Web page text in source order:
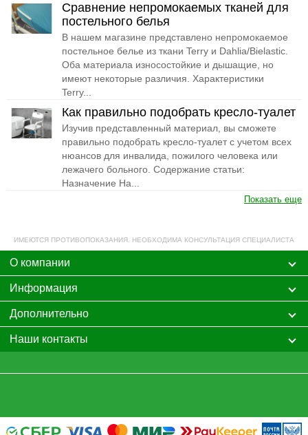
Сравнение непромокаемых тканей для
постельного белья
В нашем магазине представлено непромокаемое
постельное белье из ткани Terry и Dahlia/Bielastic.
Оба материала износостойкие и дышащие, но
имеют некоторые различия. Характеристики
Terry...
Как правильно подобрать кресло-туалет
Изучив представленный материал, вы сможете
правильно подобрать кресло-туалет с учетом всех
нюансов для инвалида, пожилого человека или
лежачего больного. Содержание статьи:
Назначение На...
Показать еще
ИМЕЮТСЯ ПРОТИВОПОКАЗАНИЯ. НЕОБХОДИМА КОНСУЛЬТАЦИЯ СПЕЦИАЛИСТА
О компании
Информация
Дополнительно
Наши контакты